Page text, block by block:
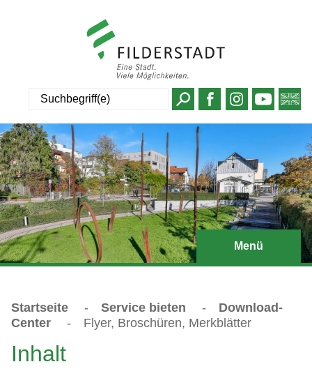
Menü
Startseite - Service bieten -
Download-
Center
- Flyer, Broschüren, Merkblätter
Inhalt